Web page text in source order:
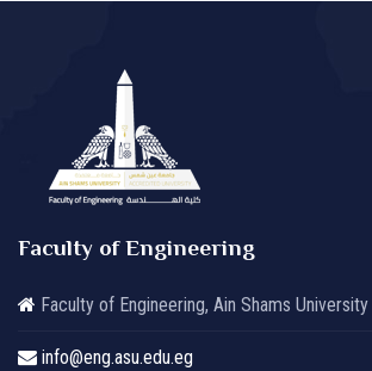
Faculty of Engineering
Faculty of Engineering, Ain Shams University
info@eng.asu.edu.eg